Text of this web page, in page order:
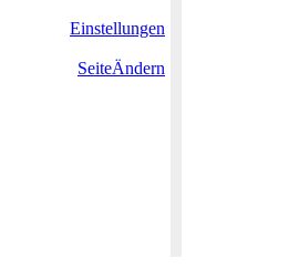
Einstellungen
SeiteÄndern